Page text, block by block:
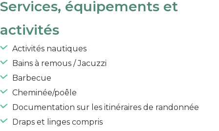
Services, équipements et
activités
Activités nautiques
Bains à remous / Jacuzzi
Barbecue
Cheminée/poêle
Documentation sur les itinéraires de randonnée
Draps et linges compris